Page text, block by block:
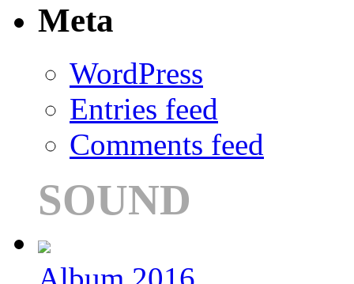
Meta
WordPress
Entries feed
Comments feed
SOUND